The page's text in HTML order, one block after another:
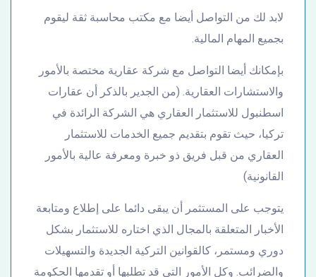
لابد لك من التواصل أيضا مع مكتب محاسبة ثقة ليقوم
بجميع المهام المالية.
بإمكانك أيضا التواصل مع شركة عقارية مختصة بالأمور
والاستشارات العقارية. (من الجدير بالذكر أن عقارات
اسطنبول للاستثمار العقاري هي الشركة الرائدة في
تركيا، حيث تقوم بتقديم جميع الخدمات للاستثمار
العقاري من قبل فريق ذو خبرة ومعرفة عالية بالأمور
القانونية)
يتوجب على المستثمر أن يبقى دائما على إطلاع ومتابعة
الأخبار المتعلقة بالمجال الذي اختاره للاستثمار بشكل
دوري ومستمر، كالقوانين التركية الجديدة والتسهيلات
والضرائب. وكل الأمور التي قد تطلبها أو تقدمها الحكومة